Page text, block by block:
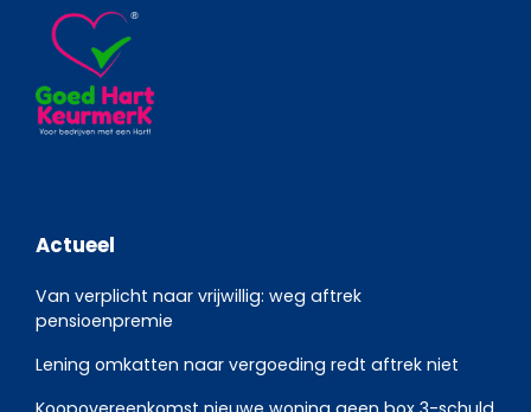
Actueel
Van verplicht naar vrijwillig: weg aftrek
pensioenpremie
Lening omkatten naar vergoeding redt aftrek niet